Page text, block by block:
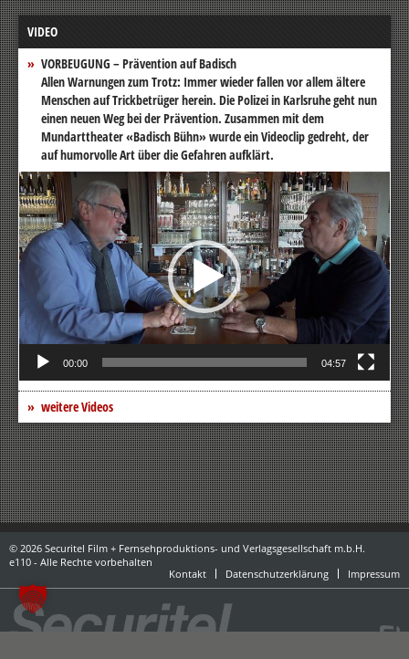
VIDEO
VORBEUGUNG – Prävention auf Badisch
Allen Warnungen zum Trotz: Immer wieder fallen vor allem ältere
Menschen auf Trickbetrüger herein. Die Polizei in Karlsruhe geht nun
einen neuen Weg bei der Prävention. Zusammen mit dem
Mundarttheater «Badisch Bühn» wurde ein Videoclip gedreht, der
auf humorvolle Art über die Gefahren aufklärt.
Video-
Player
00:00 04:57
weitere Videos
© 2026 Securitel Film + Fernsehproduktions- und Verlagsgesellschaft m.b.H.
e110 - Alle Rechte vorbehalten
Kontakt
Datenschutzerklärung Impressum
powered by danubius